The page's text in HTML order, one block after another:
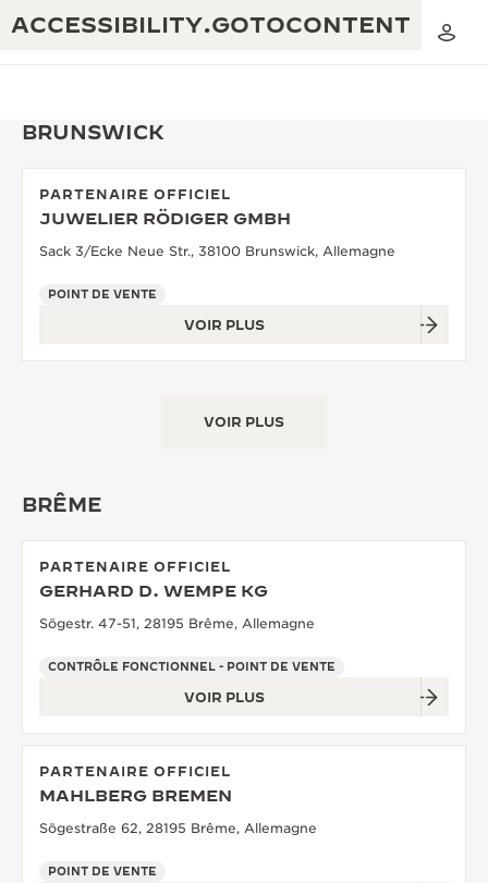
ACCESSIBILITY.GOTOCONTENT
GARANTIE JAEGER-LECOULTRE
THE GOLDEN RATIO MUSICAL SHOW
THE REVERSO 1931 CAFÉ
EXPOSITION « THE DREAM SHAPER »
L’ODYSSÉE SIDÉRALE
VOIR LES ÉVÉNEMENTS
EXCELLENCE : PLUS DE 190 ANS
SAVOIR-FAIRE : 108 MÉTIERS
BRUNSWICK
PARTENAIRE OFFICIEL
JUWELIER RÖDIGER GMBH
Sack 3/Ecke Neue Str., 38100 Brunswick, Allemagne
POINT DE VENTE
VOIR PLUS
VOIR PLUS
BRÊME
PARTENAIRE OFFICIEL
GERHARD D. WEMPE KG
Sögestr. 47-51, 28195 Brême, Allemagne
CONTRÔLE FONCTIONNEL - POINT DE VENTE
VOIR PLUS
PARTENAIRE OFFICIEL
MAHLBERG BREMEN
Sögestraße 62, 28195 Brême, Allemagne
POINT DE VENTE